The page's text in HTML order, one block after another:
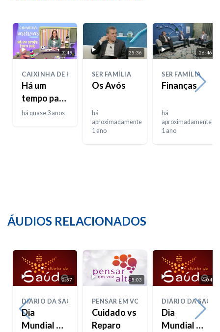
7:49
CAIXINHA DE HISTÓRIAS
Há um
tempo para
tudo
há quase 3 anos
25:36
SER FAMÍLIA
Os Avós
há
aproximadamente
1 ano
26:46
SER FAMÍLIA
Finanças
há
aproximadamente
1 ano
ÁUDIOS RELACIONADOS
2:57
DIÁRIO DA SAÚDE
Dia
Mundial da
5:03
PENSAR EM VOZ ALTA
Cuidado vs
Reparo
4:04
DIÁRIO DA SAÚDE
Dia
Mundial da